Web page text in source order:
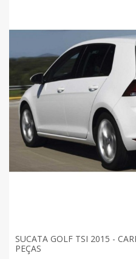
SUCATA GOLF TSI 2015 -
PEÇAS